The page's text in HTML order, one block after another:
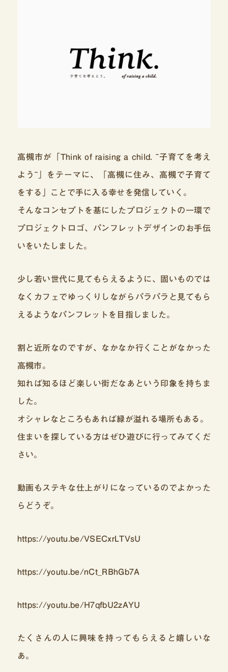
高槻市が「Think of raising a child. ~子育てを考え
よう~」をテーマに、「高槻に住み、高槻で子育て
をする」ことで手に入る幸せを発信していく。
そんなコンセプトを基にしたプロジェクトの一環で
プロジェクトロゴ、パンフレットデザインのお手伝
いをいたしました。
少し若い世代に見てもらえるように、固いものでは
なくカフェでゆっくりしながらパラパラと見てもら
えるようなパンフレットを目指しました。
割と近所なのですが、なかなか行くことがなかった
高槻市。
知れば知るほど楽しい街だなあという印象を持ちま
した。
オシャレなところもあれば緑が溢れる場所もある。
住まいを探している方はぜひ遊びに行ってみてくだ
さい。
動画もステキな仕上がりになっているのでよかった
らどうぞ。
https://youtu.be/VSECxrLTVsU
https://youtu.be/nCt_RBhGb7A
https://youtu.be/H7qfbU2zAYU
たくさんの人に興味を持ってもらえると嬉しいな
あ。